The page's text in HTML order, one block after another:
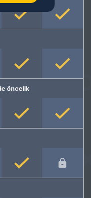
öncelik